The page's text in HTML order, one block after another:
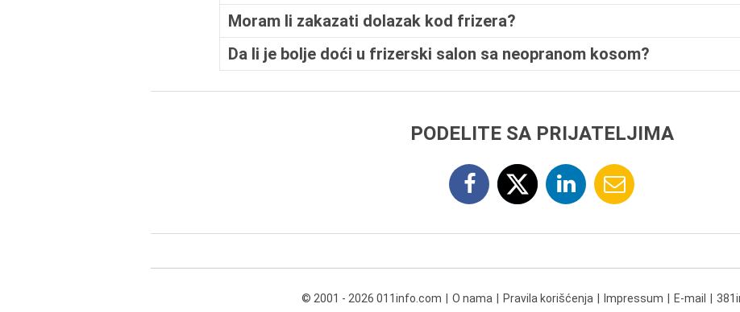
Moram li zakazati dolazak kod frizera?
Da li je bolje doći u frizerski salon sa neopranom kosom?
PODELITE SA PRIJATELJIMA
© 2001 - 2026 011info.com O nama Pravila korišćenja Impressum E-mail